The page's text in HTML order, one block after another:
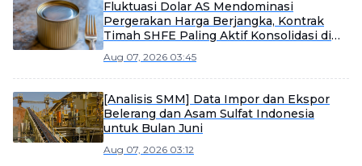
Fluktuasi Dolar AS Mendominasi
Pergerakan Harga Berjangka, Kontrak
Timah SHFE Paling Aktif Konsolidasi di
Aug 07, 2026 03:45
[Analisis SMM] Data Impor dan Ekspor
Belerang dan Asam Sulfat Indonesia
untuk Bulan Juni
Aug 07, 2026 03:12